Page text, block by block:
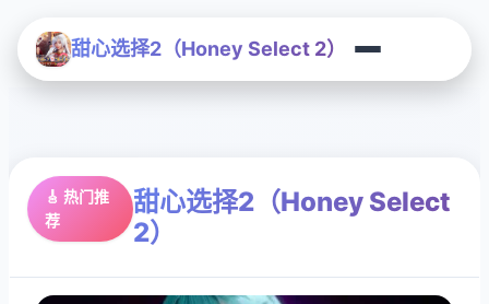
甜心选择2（Honey Select 2）
🎸 热门推
荐
甜心选择2（Honey Select
2）